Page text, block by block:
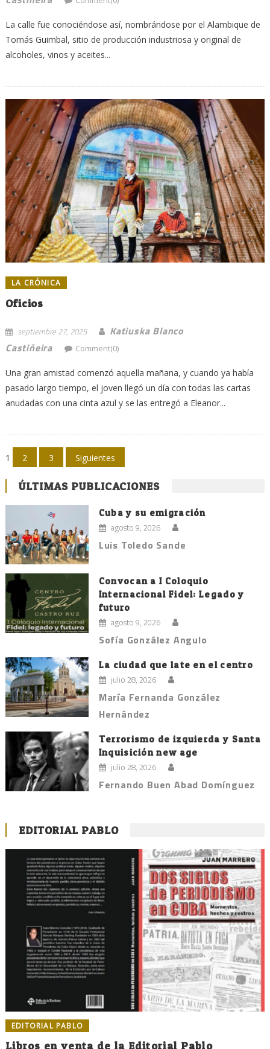
La calle fue conociéndose así, nombrándose por el Alambique de
Tomás Guimbal, sitio de producción industriosa y original de
alcoholes, vinos y aceites...
LA CRÓNICA
Oficios
septiembre 27, 2025
Katiuska Blanco
Castiñeira
Comment(0)
Una gran amistad comenzó aquella mañana, y cuando ya había
pasado largo tiempo, el joven llegó un día con todas las cartas
anudadas con una cinta azul y se las entregó a Eleanor...
Navegación
de
entradas
1 2 3 Siguientes
ÚLTIMAS PUBLICACIONES
Cuba y su emigración
agosto 9, 2026
Luis Toledo Sande
Convocan a I Coloquio
Internacional Fidel: Legado y
futuro
agosto 9, 2026
Sofía González Angulo
La ciudad que late en el centro
julio 28, 2026
María Fernanda González
Hernández
Terrorismo de izquierda y Santa
Inquisición new age
julio 28, 2026
Fernando Buen Abad Domínguez
EDITORIAL PABLO
EDITORIAL PABLO
Libros en venta de la Editorial Pablo